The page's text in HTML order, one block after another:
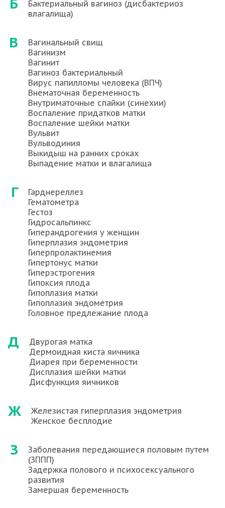
Бактериальный вагиноз (дисбактериоз
влагалища)
В
Вагинальный свищ
Вагинизм
Вагинит
Вагиноз бактериальный
Вирус папилломы человека (ВПЧ)
Внематочная беременность
Внутриматочные спайки (синехии)
Воспаление придатков матки
Воспаление шейки матки
Вульвит
Вульводиния
Выкидыш на ранних сроках
Выпадение матки и влагалища
Г
Гарднереллез
Гематометра
Гестоз
Гидросальпинкс
Гиперандрогения у женщин
Гиперплазия эндометрия
Гиперпролактинемия
Гипертонус матки
Гиперэстрогения
Гипоксия плода
Гипоплазия матки
Гипоплазия эндометрия
Головное предлежание плода
Д
Двурогая матка
Дермоидная киста яичника
Диарея при беременности
Дисплазия шейки матки
Дисфункция яичников
Ж
Железистая гиперплазия эндометрия
Женское бесплодие
З
Заболевания передающиеся половым путем
(ЗППП)
Задержка полового и психосексуального
развития
Замершая беременность